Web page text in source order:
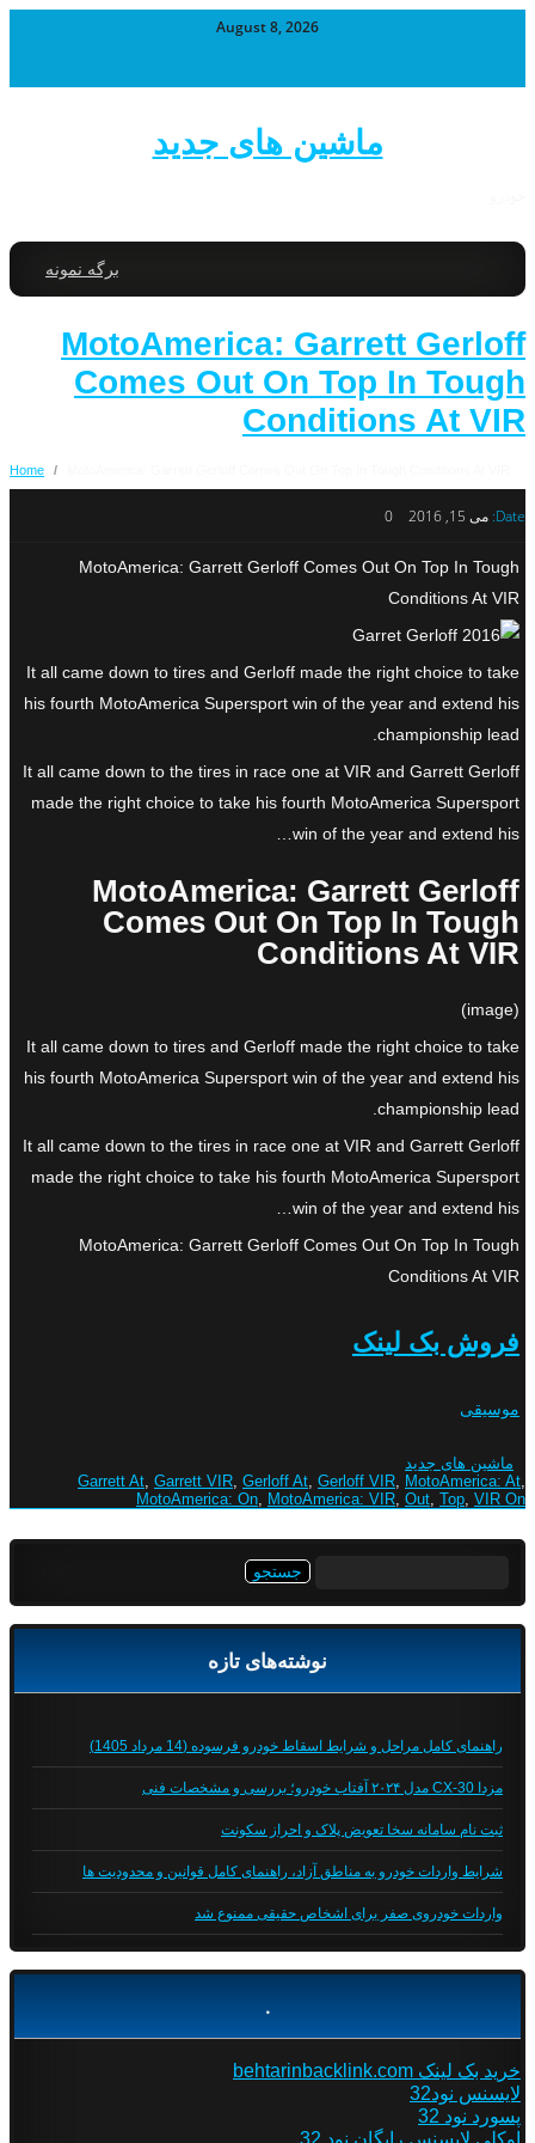
August 8, 2026
ماشین های جدید
برگه نمونه
MotoAmerica: Garrett Gerloff
Comes Out On Top In Tough
Conditions At VIR
Home /
Date: می 15, 2016 0
MotoAmerica: Garrett Gerloff Comes Out On Top In Tough
Conditions At VIR
It all came down to tires and Gerloff made the right choice to take
his fourth MotoAmerica Supersport win of the year and extend his
championship lead.
It all came down to the tires in race one at VIR and Garrett Gerloff
made the right choice to take his fourth MotoAmerica Supersport
win of the year and extend his…
MotoAmerica: Garrett Gerloff
Comes Out On Top In Tough
Conditions At VIR
(image)
It all came down to tires and Gerloff made the right choice to take
his fourth MotoAmerica Supersport win of the year and extend his
championship lead.
It all came down to the tires in race one at VIR and Garrett Gerloff
made the right choice to take his fourth MotoAmerica Supersport
win of the year and extend his…
MotoAmerica: Garrett Gerloff Comes Out On Top In Tough
Conditions At VIR
فروش بک لینک
موسیقی
ماشین های جدید
Garrett At Garrett VIR Gerloff At Gerloff VIR MotoAmerica: At
MotoAmerica: On
MotoAmerica: VIR Out Top VIR On
نوشته‌های تازه
راهنمای کامل مراحل و شرایط اسقاط خودرو فرسوده (14 مرداد 1405)
مزدا CX-30 مدل ۲۰۲۴ آفتاب خودرو؛ بررسی و مشخصات فنی
ثبت نام سامانه سخا تعویض پلاک و احراز سکونت
شرایط واردات خودرو به مناطق آزاد، راهنمای کامل قوانین و محدودیت ها
واردات خودروی صفر برای اشخاص حقیقی ممنوع شد
.
خرید بک لینک behtarinbacklink.com
لایسنس نود32
پسورد نود 32
اوکلی لایسنس رایگان نود 32